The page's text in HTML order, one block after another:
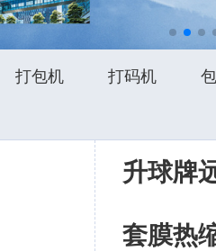
打包机 打码机
升球牌
套膜热